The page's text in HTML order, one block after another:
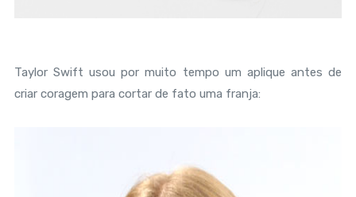
Taylor Swift usou por muito tempo um aplique antes de
criar coragem para cortar de fato uma franja: